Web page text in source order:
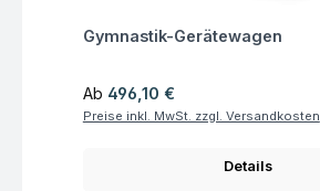
Fragen zum Artikel
Gymnastik-Gerätewagen
Regulärer Preis:
Ab 496,10 €
Preise inkl. MwSt. zzgl. Versandkosten
Details